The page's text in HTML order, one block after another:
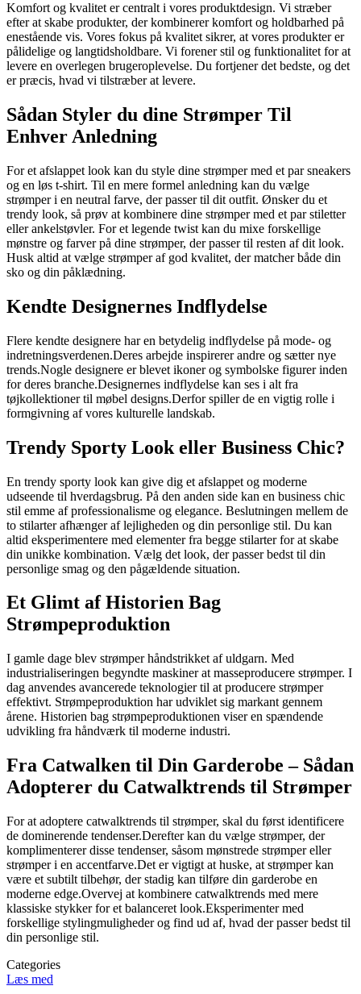
Komfort og kvalitet er centralt i vores produktdesign. Vi stræber
efter at skabe produkter, der kombinerer komfort og holdbarhed på
enestående vis. Vores fokus på kvalitet sikrer, at vores produkter er
pålidelige og langtidsholdbare. Vi forener stil og funktionalitet for at
levere en overlegen brugeroplevelse. Du fortjener det bedste, og det
er præcis, hvad vi tilstræber at levere.
Sådan Styler du dine Strømper Til
Enhver Anledning
For et afslappet look kan du style dine strømper med et par sneakers
og en løs t-shirt. Til en mere formel anledning kan du vælge
strømper i en neutral farve, der passer til dit outfit. Ønsker du et
trendy look, så prøv at kombinere dine strømper med et par stiletter
eller ankelstøvler. For et legende twist kan du mixe forskellige
mønstre og farver på dine strømper, der passer til resten af dit look.
Husk altid at vælge strømper af god kvalitet, der matcher både din
sko og din påklædning.
Kendte Designernes Indflydelse
Flere kendte designere har en betydelig indflydelse på mode- og
indretningsverdenen.Deres arbejde inspirerer andre og sætter nye
trends.Nogle designere er blevet ikoner og symbolske figurer inden
for deres branche.Designernes indflydelse kan ses i alt fra
tøjkollektioner til møbel designs.Derfor spiller de en vigtig rolle i
formgivning af vores kulturelle landskab.
Trendy Sporty Look eller Business Chic?
En trendy sporty look kan give dig et afslappet og moderne
udseende til hverdagsbrug. På den anden side kan en business chic
stil emme af professionalisme og elegance. Beslutningen mellem de
to stilarter afhænger af lejligheden og din personlige stil. Du kan
altid eksperimentere med elementer fra begge stilarter for at skabe
din unikke kombination. Vælg det look, der passer bedst til din
personlige smag og den pågældende situation.
Et Glimt af Historien Bag
Strømpeproduktion
I gamle dage blev strømper håndstrikket af uldgarn. Med
industrialiseringen begyndte maskiner at masseproducere strømper. I
dag anvendes avancerede teknologier til at producere strømper
effektivt. Strømpeproduktion har udviklet sig markant gennem
årene. Historien bag strømpeproduktionen viser en spændende
udvikling fra håndværk til moderne industri.
Fra Catwalken til Din Garderobe – Sådan
Adopterer du Catwalktrends til Strømper
For at adoptere catwalktrends til strømper, skal du først identificere
de dominerende tendenser.Derefter kan du vælge strømper, der
komplimenterer disse tendenser, såsom mønstrede strømper eller
strømper i en accentfarve.Det er vigtigt at huske, at strømper kan
være et subtilt tilbehør, der stadig kan tilføre din garderobe en
moderne edge.Overvej at kombinere catwalktrends med mere
klassiske stykker for et balanceret look.Eksperimenter med
forskellige stylingmuligheder og find ud af, hvad der passer bedst til
din personlige stil.
Categories
Læs med